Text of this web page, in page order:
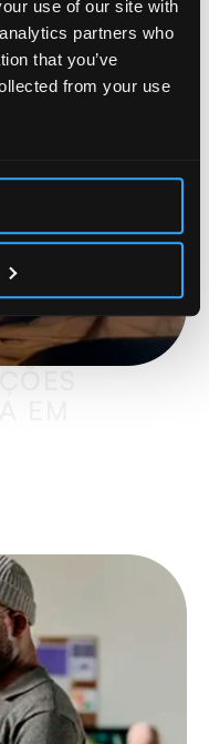
use of our site with
partners who
that you’ve
from your use